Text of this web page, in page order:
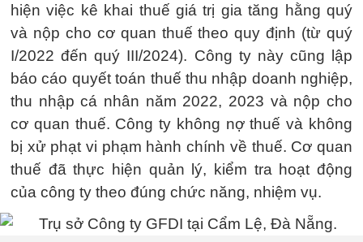
hiện việc kê khai thuế giá trị gia tăng hằng quý
và nộp cho cơ quan thuế theo quy định (từ quý
I/2022 đến quý III/2024). Công ty này cũng lập
báo cáo quyết toán thuế thu nhập doanh nghiệp,
thu nhập cá nhân năm 2022, 2023 và nộp cho
cơ quan thuế. Công ty không nợ thuế và không
bị xử phạt vi phạm hành chính về thuế. Cơ quan
thuế đã thực hiện quản lý, kiểm tra hoạt động
của công ty theo đúng chức năng, nhiệm vụ.